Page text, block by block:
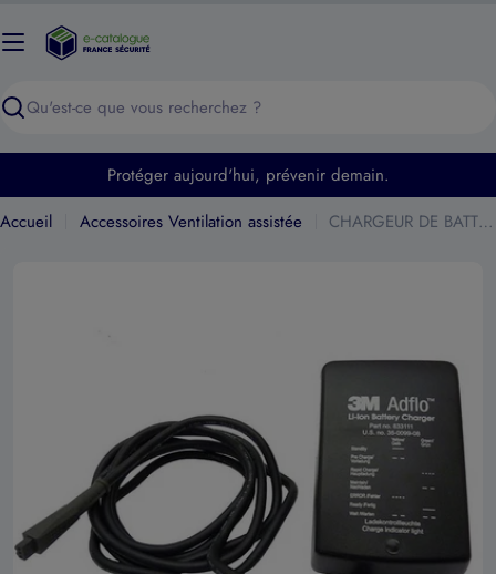
au
Recherche
Protéger aujourd'hui, prévenir demain.
Accueil
Accessoires Ventilation assistée CHARGEUR DE BATTERIE ADFLO
Ouvrir le média 0 en mode modal